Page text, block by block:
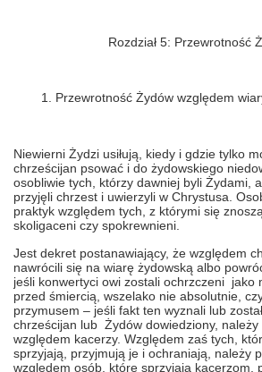
Rozdział 5: Przewrotność
1. Przewrotność Żydów względem
Niewierni Żydzi usiłują, kiedy i gdzie tylko
chrześcijan psować i do żydowskiego
osobliwie tych, którzy dawniej byli Żydami,
przyjęli chrzest i uwierzyli w Chrystusa.
praktyk względem tych, z którymi się
skoligaceni czy spokrewnieni.
Jest dekret postanawiający, że względem
nawrócili się na wiarę żydowską albo
jeśli konwertyci owi zostali ochrzczeni jako
przed śmiercią, wszelako nie absolutnie,
przymusem – jeśli fakt ten wyznali lub
chrześcijan lub Żydów dowiedziony, należy
względem kacerzy. Względem zaś tych,
sprzyjają, przyjmują je i ochraniają, należy
względem osób, które sprzyjają kacerzom,